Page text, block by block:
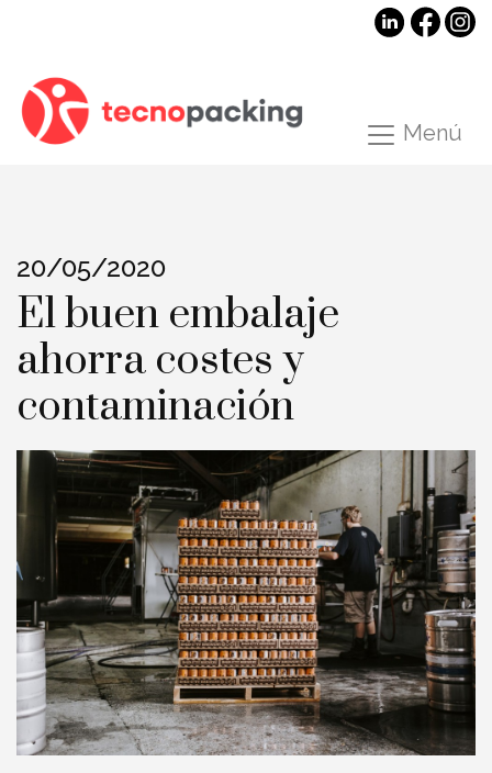
Menú
20/05/2020
El buen embalaje
ahorra costes y
contaminación